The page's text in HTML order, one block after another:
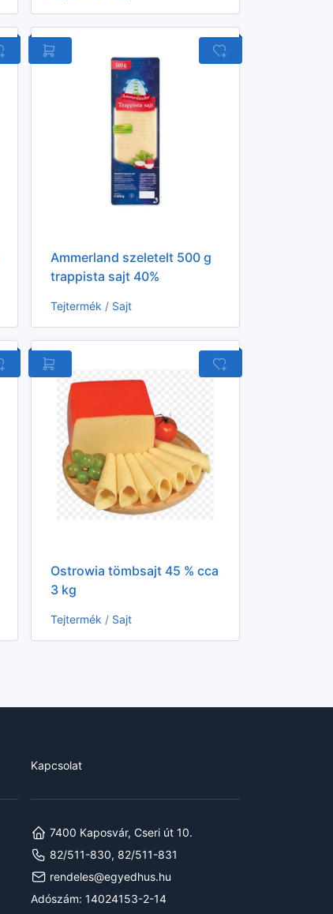
Ammerland szeletelt 500 g
trappista sajt 40%
Tejtermék / Sajt
Ostrowia tömbsajt 45 % cca
3 kg
Tejtermék / Sajt
Kapcsolat
7400 Kaposvár, Cseri út 10.
82/511-830, 82/511-831
rendeles@egyedhus.hu
Adószám: 14024153-2-14